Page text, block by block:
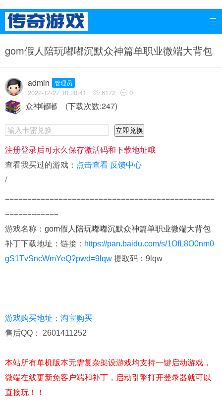

gom假人陪玩嘟嘟沉默众神篇单职业微端大背包
admin 管理员
2022-12-27 10:20:41  6172  0
众神嘟嘟 (下载次数:247)
立即兑换
注册登录后可永久保存激活码和下载地址哦
查看我买过的游戏： 点击查看 反馈中心
/
===============================================
============
游戏名称 ： gom假人陪玩嘟嘟沉默众神篇单职业微端大背包
补丁下载地址： 链接： https://pan.baidu.com/s/1OfL8O0nm0
gS1TvSncWmYeQ?pwd=9lqw 提取码：9lqw
游戏购买地址 ： 淘宝购买
售后QQ： 2601411252
本站所有单机版本无需复杂架设游戏均支持一键启动游戏，
微端在线更新免客户端和补丁，启动引擎打开登录器就可以
直接玩！！